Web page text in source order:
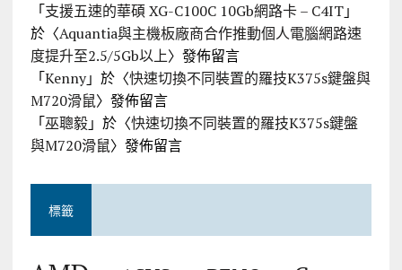
「支援五速的華碩 XG-C100C 10Gb網路卡 – C4IT」
於〈Aquantia與主機板廠商合作推動個人電腦網路速
度提升至2.5/5Gb以上〉發佈留言
「Kenny」於〈快速切換不同裝置的羅技K375s鍵盤與
M720滑鼠〉發佈留言
「巫聰毅」於〈快速切換不同裝置的羅技K375s鍵盤
與M720滑鼠〉發佈留言
標籤